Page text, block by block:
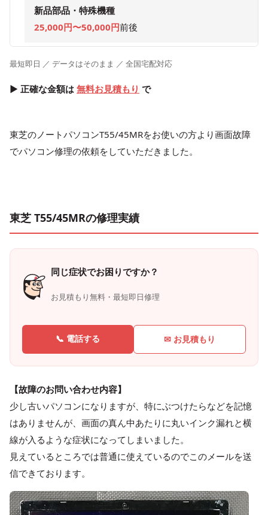
新品部品・特殊機種
25,000円〜50,000円前後
最短即日 ／ データはそのまま ／ 全国宅配対応
▶ 正確な金額は 無料お見積もり で
東芝のノートパソコンT55/45MRをお使いの方より画面故障
でパソコン修理の依頼をしていただきました。
東芝 T55/45MRの修理実績
同じ症状でお困りですか？
お見積もり無料・最短即日修理
📞 電話する ✉ お見積もり
【故障のお問い合わせ内容】
少し古いパソコンになりますが、特にぶつけたらなどを記憶
はありませんが、画面の真ん中あたりに丸いインク漏れと横
線が入るような症状になってしまいました。
見えているところでは普通に使えているのでこのメールを送
信できております。